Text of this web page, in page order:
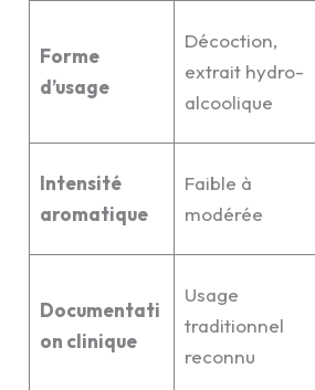
Forme
d’usage
Décoction,
extrait hydro-
alcoolique
Intensité
aromatique
Faible à
modérée
Documentati
on clinique
Usage
traditionnel
reconnu